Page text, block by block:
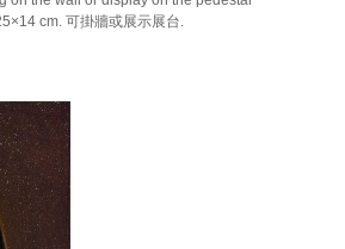
cm. 可掛牆或展示展台.